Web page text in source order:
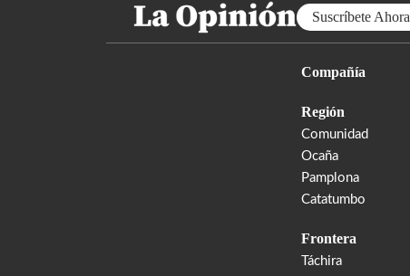
Suscríbete Ahora
Compañía
Región
Comunidad
Ocaña
Pamplona
Catatumbo
Frontera
Táchira